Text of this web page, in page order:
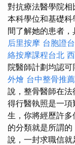
對抗療法醫學院相
本科學位和基礎
間了解她的患者，
后里按摩 台胞證
絡按摩課程台北
院醫師計劃均認可
外燴 台中整骨推薦
說，整骨醫師在
得行醫執照是一
生，你將經歷許多
的分類就是所謂的
說，一封求職信